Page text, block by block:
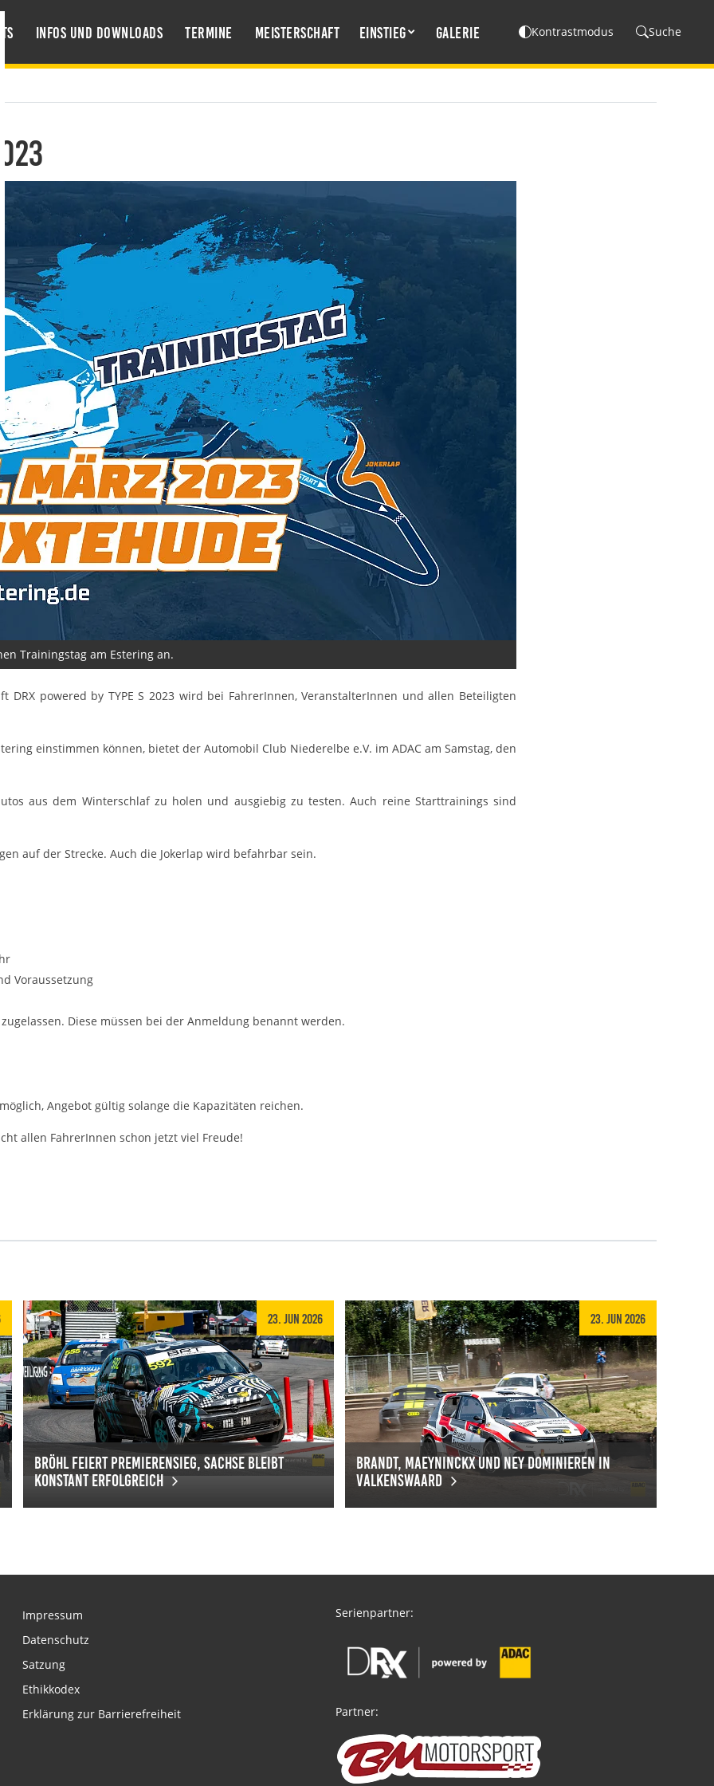
Infos und Downloads Termine Meisterschaft Einstieg Galerie
---NEWSLETTER---
Kontrastmodus Suche
Trainingstag am Estering an.
DRX powered by TYPE S 2023 wird bei FahrerInnen, VeranstalterInnen und allen Beteiligten
einstimmen können, bietet der Automobil Club Niederelbe e.V. im ADAC am Samstag, den
aus dem Winterschlaf zu holen und ausgiebig zu testen. Auch reine Starttrainings sind
auf der Strecke. Auch die Jokerlap wird befahrbar sein.
Voraussetzung
Diese müssen bei der Anmeldung benannt werden.
Angebot gültig solange die Kapazitäten reichen.
allen FahrerInnen schon jetzt viel Freude!
23. Jun 2026
Bröhl feiert Premierensieg, Sachse bleibt
konstant erfolgreich
Bröhl feiert Premierensieg, Sachse bleibt konstant erfolgreich
23. Jun 2026
Brandt, Maeyninckx und Ney dominieren in
Valkenswaard
Impressum
Datenschutz
Satzung
Ethikkodex
Erklärung zur Barrierefreiheit
Serienpartner:
Partner: